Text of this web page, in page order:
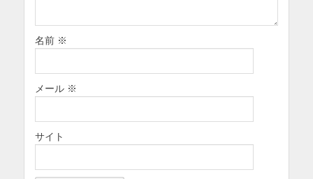
名前 ※
メール ※
サイト